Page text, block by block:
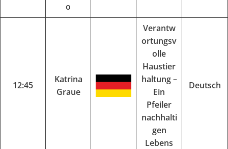
o
12:45
Katrina
Graue
Verantw
ortungsv
olle
Haustier
haltung –
Ein
Pfeiler
nachhalti
gen
Lebens
Deutsch